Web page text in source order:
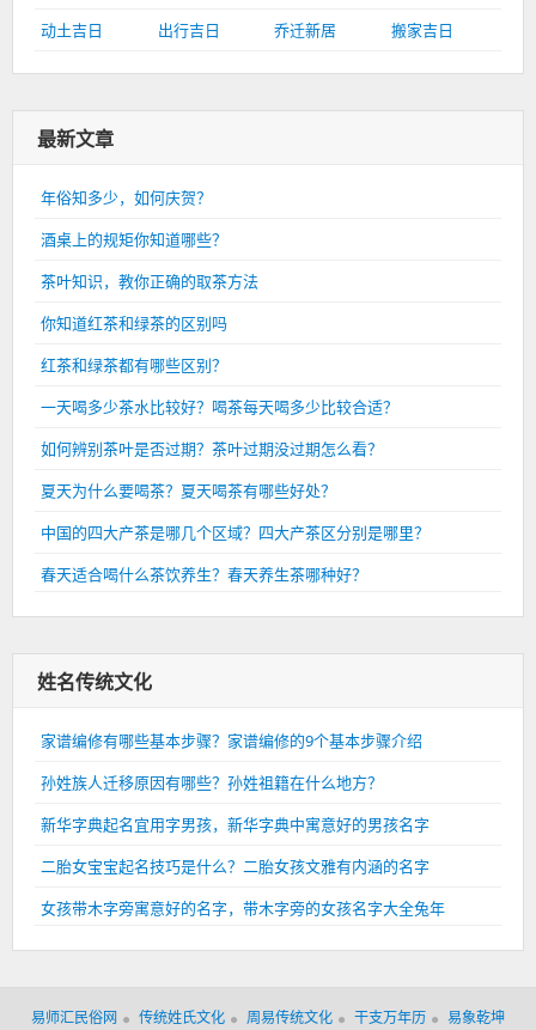
动土吉日
出行吉日 乔迁新居 搬家吉日
最新文章
年俗知多少，如何庆贺？
酒桌上的规矩你知道哪些？
茶叶知识，教你正确的取茶方法
你知道红茶和绿茶的区别吗
红茶和绿茶都有哪些区别？
一天喝多少茶水比较好？喝茶每天喝多少比较合适？
如何辨别茶叶是否过期？茶叶过期没过期怎么看？
夏天为什么要喝茶？夏天喝茶有哪些好处？
中国的四大产茶是哪几个区域？四大产茶区分别是哪里？
春天适合喝什么茶饮养生？春天养生茶哪种好？
姓名传统文化
家谱编修有哪些基本步骤？家谱编修的9个基本步骤介绍
孙姓族人迁移原因有哪些？孙姓祖籍在什么地方？
新华字典起名宜用字男孩，新华字典中寓意好的男孩名字
二胎女宝宝起名技巧是什么？二胎女孩文雅有内涵的名字
女孩带木字旁寓意好的名字，带木字旁的女孩名字大全兔年
易师汇民俗网 传统姓氏文化 周易传统文化 干支万年历 易象乾坤